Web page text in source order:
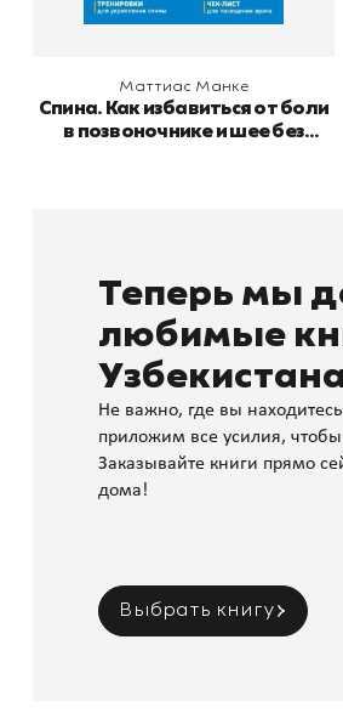
Маттиас Манке
Спина. Как избавиться от боли
в позвоночнике и шее без
Теперь мы
любимые
Узбекистана
Не важно, где вы
приложим все усилия,
Заказывайте книги прямо
дома!
Выбрать книгу